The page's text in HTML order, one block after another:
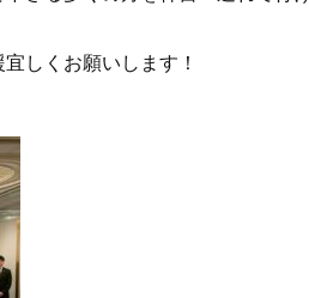
しくお願いします！